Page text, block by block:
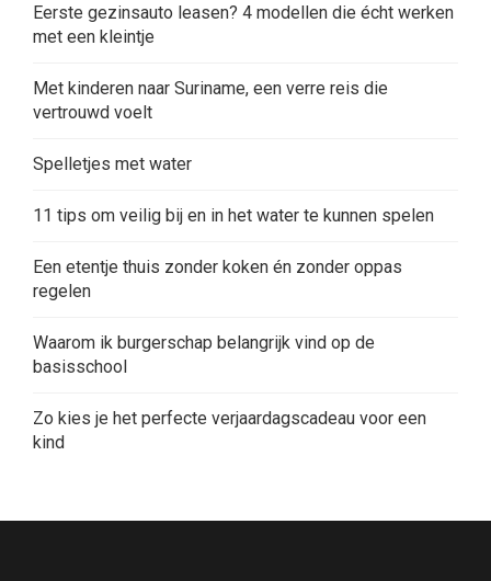
Eerste gezinsauto leasen? 4 modellen die écht werken
met een kleintje
Met kinderen naar Suriname, een verre reis die
vertrouwd voelt
Spelletjes met water
11 tips om veilig bij en in het water te kunnen spelen
Een etentje thuis zonder koken én zonder oppas
regelen
Waarom ik burgerschap belangrijk vind op de
basisschool
Zo kies je het perfecte verjaardagscadeau voor een
kind